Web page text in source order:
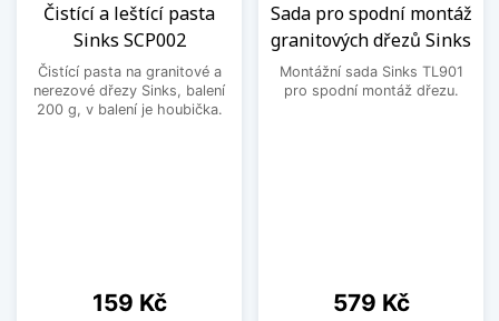
Čistící a leštící pasta
Sinks SCP002
Čistící pasta na granitové a
nerezové dřezy Sinks, balení
200 g, v balení je houbička.
Cena
159 Kč
Sada pro spodní montáž
granitových dřezů Sinks
Montážní sada Sinks TL901
pro spodní montáž dřezu.
Cena
579 Kč